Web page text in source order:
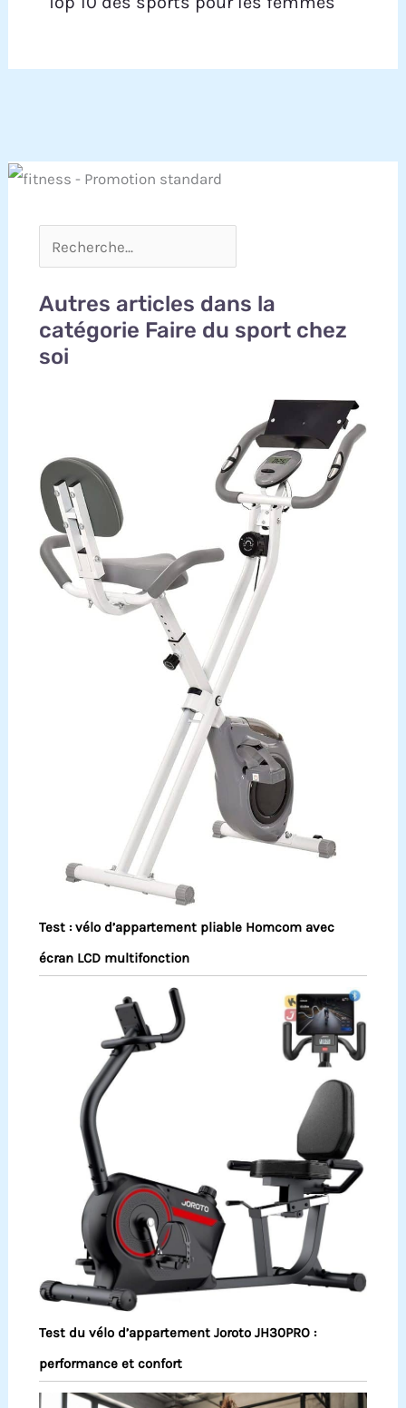
Autres articles dans la
catégorie Faire du sport chez
soi
Test : vélo d’appartement pliable Homcom avec
écran LCD multifonction
Test du vélo d’appartement Joroto JH30PRO :
performance et confort